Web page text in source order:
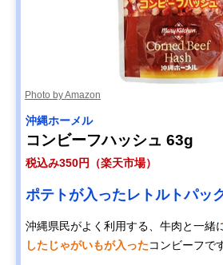
Photo by Amazon
‎沖縄ホーメル
コンビーフハッシュ 63g
税込み350円（楽天市場）
ポテトが入ったレトルトパッ
沖縄県民がよく利用する、牛肉と一緒
したじゃがいもが入ったコンビーフで